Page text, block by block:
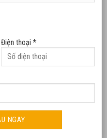
đổi xanh cùng GSM, Liên
Nam còn mang đến cho
và phúc lợi tốt như thăm
tâm cứu hộ 24/7; cung
nghỉ ngơi miễn phí; thành
với lãi suất ưu đãi đặc biệt
khăn…
kể từ khi thành lập, công
nghiệp chuyển đổi xanh, là
hợp tác nhượng quyền tại
Điện thoại *